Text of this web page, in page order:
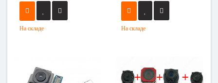
На складе На складе